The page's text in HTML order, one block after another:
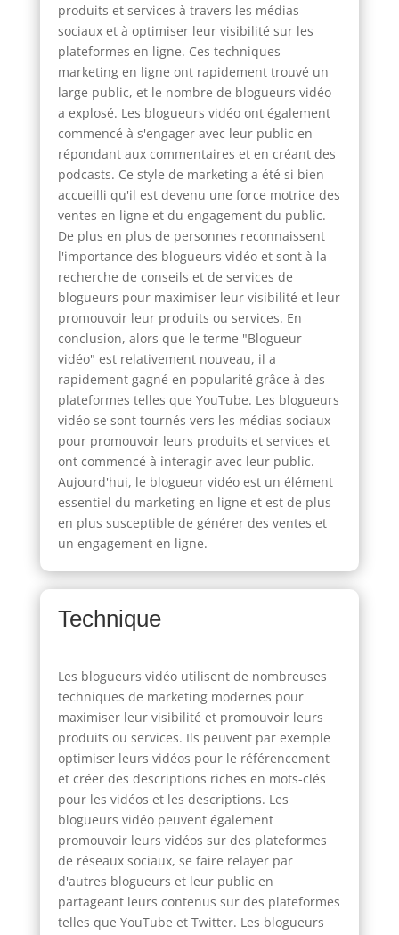
produits et services à travers les médias
sociaux et à optimiser leur visibilité sur les
plateformes en ligne. Ces techniques
marketing en ligne ont rapidement trouvé un
large public, et le nombre de blogueurs vidéo
a explosé. Les blogueurs vidéo ont également
commencé à s'engager avec leur public en
répondant aux commentaires et en créant des
podcasts. Ce style de marketing a été si bien
accueilli qu'il est devenu une force motrice des
ventes en ligne et du engagement du public.
De plus en plus de personnes reconnaissent
l'importance des blogueurs vidéo et sont à la
recherche de conseils et de services de
blogueurs pour maximiser leur visibilité et leur
promouvoir leur produits ou services. En
conclusion, alors que le terme "Blogueur
vidéo" est relativement nouveau, il a
rapidement gagné en popularité grâce à des
plateformes telles que YouTube. Les blogueurs
vidéo se sont tournés vers les médias sociaux
pour promouvoir leurs produits et services et
ont commencé à interagir avec leur public.
Aujourd'hui, le blogueur vidéo est un élément
essentiel du marketing en ligne et est de plus
en plus susceptible de générer des ventes et
un engagement en ligne.
Technique
Les blogueurs vidéo utilisent de nombreuses
techniques de marketing modernes pour
maximiser leur visibilité et promouvoir leurs
produits ou services. Ils peuvent par exemple
optimiser leurs vidéos pour le référencement
et créer des descriptions riches en mots-clés
pour les vidéos et les descriptions. Les
blogueurs vidéo peuvent également
promouvoir leurs vidéos sur des plateformes
de réseaux sociaux, se faire relayer par
d'autres blogueurs et leur public en
partageant leurs contenus sur des plateformes
telles que YouTube et Twitter. Les blogueurs